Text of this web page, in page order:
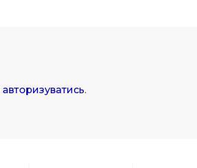
авторизуватись.